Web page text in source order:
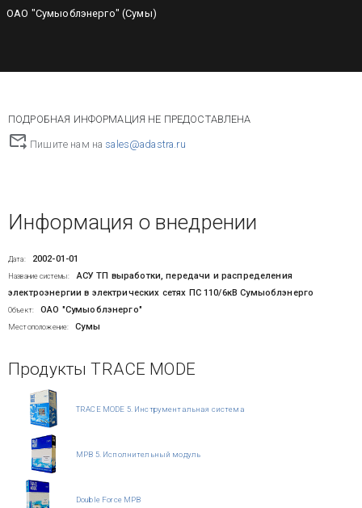
ОАО "Сумыоблэнерго" (Сумы)
ПОДРОБНАЯ ИНФОРМАЦИЯ НЕ ПРЕДОСТАВЛЕНА
Пишите нам на sales@adastra.ru
Информация о внедрении
Дата: 2002-01-01
Название системы:
АСУ ТП выработки, передачи и распределения
электроэнергии в электрических сетях ПС 110/6кВ Сумыоблэнерго
Объект: ОАО "Сумыоблэнерго"
Местоположение: Сумы
Продукты TRACE MODE
TRACE MODE 5. Инструментальная система
МРВ 5. Исполнительный модуль
Double Force МРВ